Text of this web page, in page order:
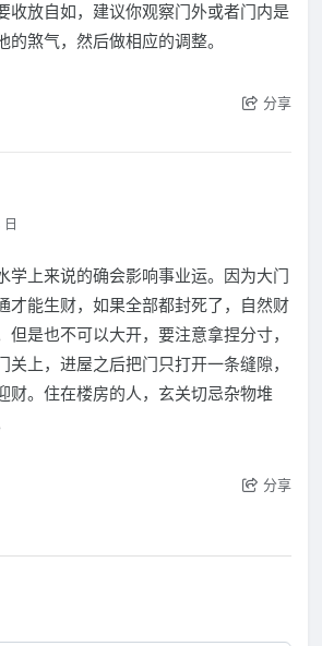
收放自如，建议你观察门外或者门内是
的煞气，然后做相应的调整。
分享
学上来说的确会影响事业运。因为大门
才能生财，如果全部都封死了，自然财
但是也不可以大开，要注意拿捏分寸，
关上，进屋之后把门只打开一条缝隙，
财。住在楼房的人，玄关切忌杂物堆
分享